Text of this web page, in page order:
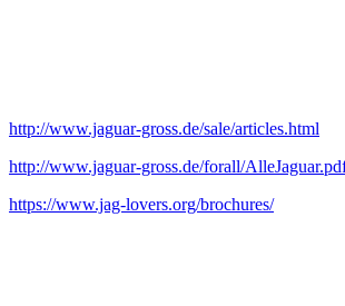
http://www.jaguar-gross.de/sale/articles.html
http://www.jaguar-gross.de/forall/
https://www.jag-lovers.org/brochures/